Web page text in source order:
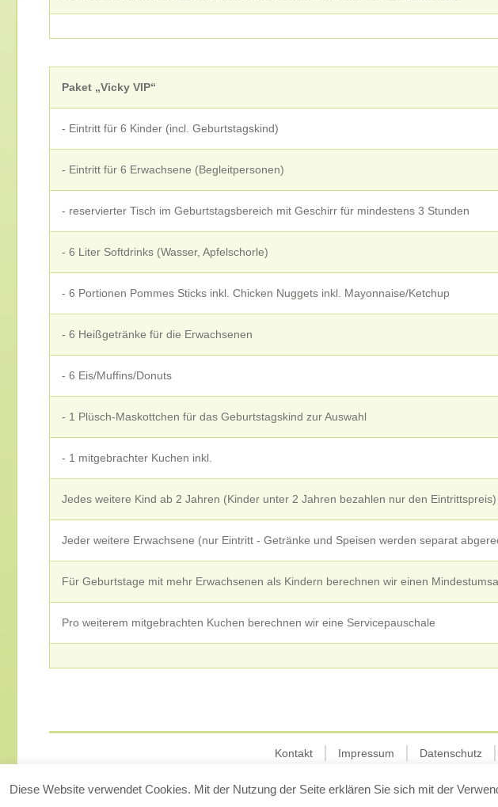
Paket „Vicky VIP“
- Eintritt für 6 Kinder (incl. Geburtstagskind)
- Eintritt für 6 Erwachsene (Begleitpersonen)
- reservierter Tisch im Geburtstagsbereich mit Geschirr für mindestens 3 Stunden
- 6 Liter Softdrinks (Wasser, Apfelschorle)
- 6 Portionen Pommes Sticks inkl. Chicken Nuggets inkl. Mayonnaise/Ketchup
- 6 Heißgetränke für die Erwachsenen
- 6 Eis/Muffins/Donuts
- 1 Plüsch-Maskottchen für das Geburtstagskind zur Auswahl
- 1 mitgebrachter Kuchen inkl.
Jedes weitere Kind ab 2 Jahren (Kinder unter 2 Jahren bezahlen nur den Eintrittspreis)
Jeder weitere Erwachsene (nur Eintritt - Getränke und Speisen werden separat
Für Geburtstage mit mehr Erwachsenen als Kindern berechnen wir einen
Pro weiterem mitgebrachten Kuchen berechnen wir eine Servicepauschale
Kontakt Impressum Datenschutz
© Spielzelt
Diese Website verwendet Cookies. Mit der Nutzung der Seite erklären Sie sich mit der